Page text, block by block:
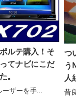
ルテ購入！そ
てナビにこだ
。
ザーを手...
つ
う
人
プ
昔